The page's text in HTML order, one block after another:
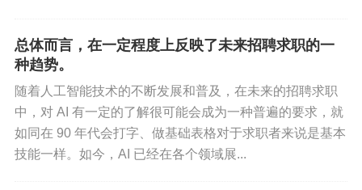
总体而言，在一定程度上反映了未来招聘求职的一
种趋势。
随着人工智能技术的不断发展和普及，在未来的招聘求职
中，对 AI 有一定的了解很可能会成为一种普遍的要求，就
如同在 90 年代会打字、做基础表格对于求职者来说是基本
技能一样。如今，AI 已经在各个领域展...